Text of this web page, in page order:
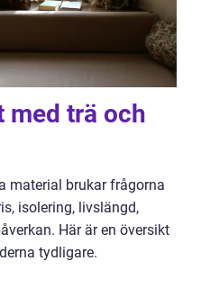
med trä och
material brukar frågorna
isolering, livslängd,
Här är en översikt
tydligare.